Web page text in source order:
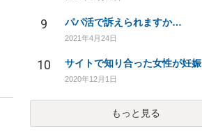
9 パパ活で訴えられますか…
2021年4月24日
10 サイトで知り合った女性が妊娠
2020年12月1日
もっと見る